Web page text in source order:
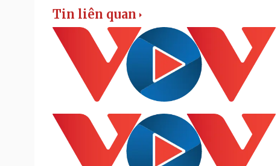
Tin liên quan